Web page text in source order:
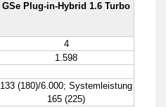
GSe Plug-in-Hybrid 1.6 Turbo
4
1.598
133 (180)/6.000; Systemleistung
165 (225)